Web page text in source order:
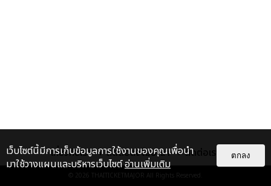
เกี่ยวกับเรา ติดต่อลงโฆษณา ติดต่อเรา
© 2026 THAITICKETMAJOR All Rights Reserved.
เว็บไซต์นี้มีการเก็บข้อมูลการใช้งานของคุณเพื่อนำ
มาใช้วางแผนและบริหารเว็บไซต์อ่านเพิ่มเติม
ตกลง